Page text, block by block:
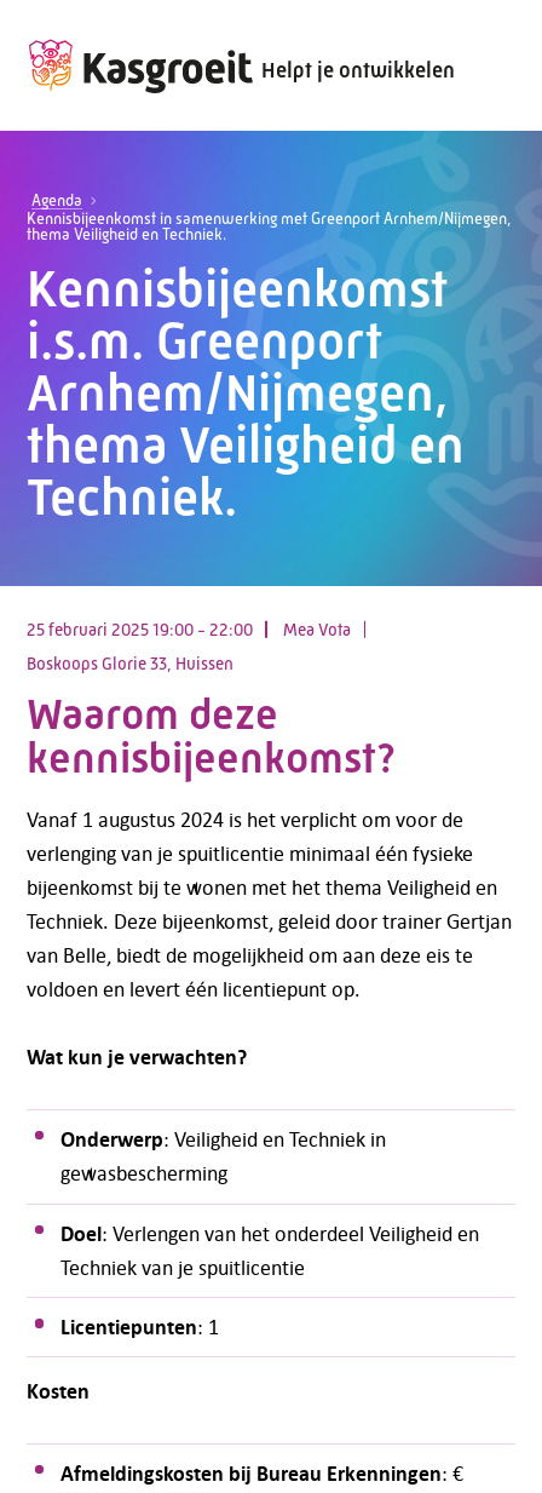
Helpt je ontwikkelen
Agenda
Kennisbijeenkomst in samenwerking met Greenport Arnhem/Nijmegen,
thema Veiligheid en Techniek.
Kennisbijeenkomst
i.s.m. Greenport
Arnhem/Nijmegen,
thema Veiligheid en
Techniek.
25 februari 2025 19:00 - 22:00
Mea Vota
Boskoops Glorie 33, Huissen
Waarom deze
kennisbijeenkomst?
Vanaf 1 augustus 2024 is het verplicht om voor de
verlenging van je spuitlicentie minimaal één fysieke
bijeenkomst bij te wonen met het thema Veiligheid en
Techniek. Deze bijeenkomst, geleid door trainer Gertjan
van Belle, biedt de mogelijkheid om aan deze eis te
voldoen en levert één licentiepunt op.
Wat kun je verwachten?
Onderwerp: Veiligheid en Techniek in
gewasbescherming
Doel: Verlengen van het onderdeel Veiligheid en
Techniek van je spuitlicentie
Licentiepunten: 1
Kosten
Afmeldingskosten bij Bureau Erkenningen: €